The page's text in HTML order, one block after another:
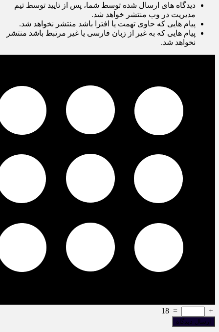
دیدگاه های ارسال شده توسط شما، پس از تایید توسط تیم
مدیریت در وب منتشر خواهد شد.
پیام هایی که حاوی تهمت یا افترا باشد منتشر نخواهد شد.
پیام هایی که به غیر از زبان فارسی یا غیر مرتبط باشد منتشر
نخواهد شد.
+
=
18